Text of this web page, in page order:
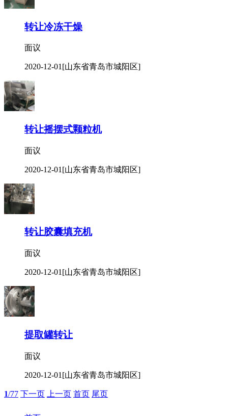
转让冷冻干燥
面议
2020-12-01 [山东省青岛市城阳区]
转让摇摆式颗粒机
面议
2020-12-01 [山东省青岛市城阳区]
转让胶囊填充机
面议
2020-12-01 [山东省青岛市城阳区]
提取罐转让
面议
2020-12-01 [山东省青岛市城阳区]
1/77 下一页 上一页 首页 尾页